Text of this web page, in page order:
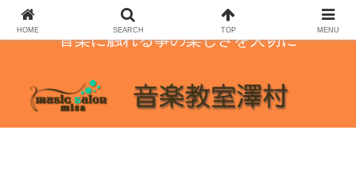
音楽に触れる事の楽しさを大切に
HOME SEARCH TOP MENU